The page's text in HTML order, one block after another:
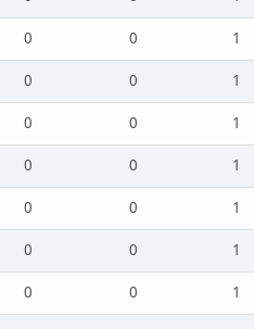
0 0
1
0 0
1
0 0
1
0 0
1
0 0
1
0 0
1
0 0 1